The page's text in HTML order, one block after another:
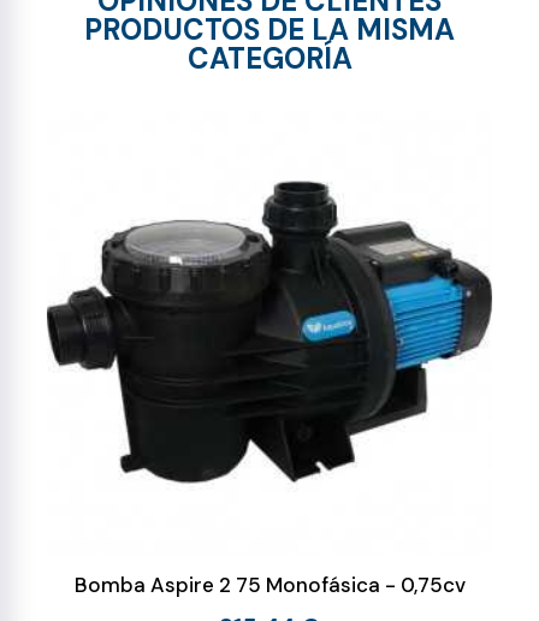
PRODUCTOS DE LA MISMA
CATEGORÍA
Bomba Aspire 2 75 Monofásica - 0,75cv